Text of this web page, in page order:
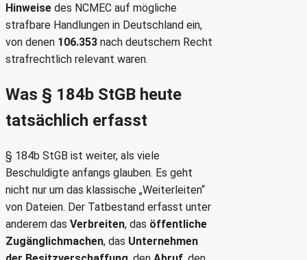
Hinweise des NCMEC auf mögliche
strafbare Handlungen in Deutschland ein,
von denen 106.353 nach deutschem Recht
strafrechtlich relevant waren.
Was § 184b StGB heute
tatsächlich erfasst
§ 184b StGB ist weiter, als viele
Beschuldigte anfangs glauben. Es geht
nicht nur um das klassische „Weiterleiten“
von Dateien. Der Tatbestand erfasst unter
anderem das Verbreiten, das öffentliche
Zugänglichmachen, das Unternehmen